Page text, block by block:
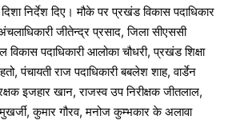
निर्देश दिए। मौके पर प्रखंड विकास पदाधिकार
जीतेन्द्र प्रसाद, जिला सीएससी
पदाधिकारी आलोका चौधरी, प्रखंड शिक्षा
पंचायती राज पदाधिकारी बबलेश शाह, वार्डेन
इजहार खान, राजस्व उप निरीक्षक जीतलाल,
कुमार गौरव, मनोज कुम्भकार के अलावा